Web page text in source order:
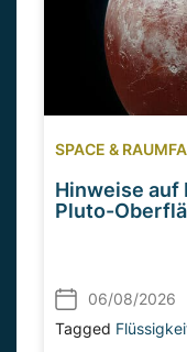
SPACE &
Hinweise auf
Pluto-
06/08/2026
Tagged